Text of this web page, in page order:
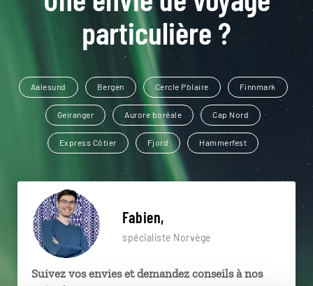
particulière ?
Aalesund Bergen Cercle Polaire Finnmark
Geiranger Aurore boréale Cap Nord
Express Côtier Fjord Hammerfest
Fabien,
spécialiste Norvège
Suivez vos envies et demandez conseils à nos